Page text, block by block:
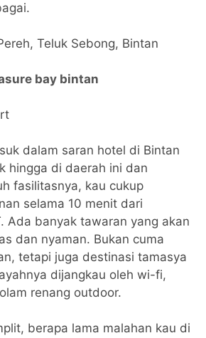
Teluk Sebong, Bintan
bay bintan
dalam saran hotel di Bintan
hingga di daerah ini dan
fasilitasnya, kau cukup
selama 10 menit dari
Ada banyak tawaran yang akan
dan nyaman. Bukan cuma
tetapi juga destinasi tamasya
dijangkau oleh wi-fi,
renang outdoor.
berapa lama malahan kau di